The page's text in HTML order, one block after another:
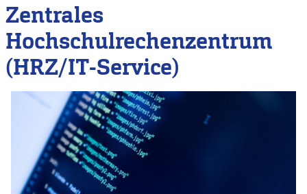
Zentrales
Hochschulrechenzentrum
(HRZ/IT-Service)